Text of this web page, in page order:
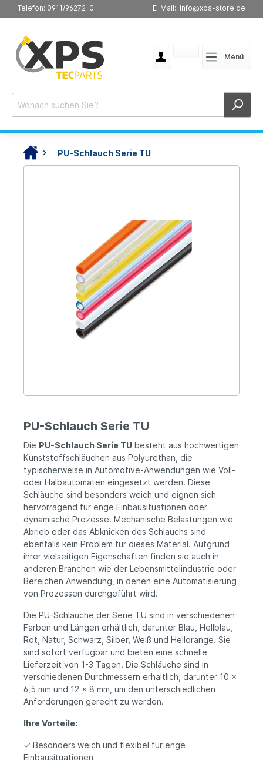
Telefon: 0911/96272-0 E-Mail: info@xps-store.de
Menü
PU-Schlauch Serie TU
PU-Schlauch Serie TU
Die PU-Schlauch Serie TU besteht aus hochwertigen
Kunststoffschläuchen aus Polyurethan, die
typischerweise in Automotive-Anwendungen wie Voll-
oder Halbautomaten eingesetzt werden. Diese
Schläuche sind besonders weich und eignen sich
hervorragend für enge Einbausituationen oder
dynamische Prozesse. Mechanische Belastungen wie
Abrieb oder das Abknicken des Schlauchs sind
ebenfalls kein Problem für dieses Material. Aufgrund
ihrer vielseitigen Eigenschaften finden sie auch in
anderen Branchen wie der Lebensmittelindustrie oder
Bereichen Anwendung, in denen eine Automatisierung
von Prozessen durchgeführt wird.
Die PU-Schläuche der Serie TU sind in verschiedenen
Farben und Längen erhältlich, darunter Blau, Hellblau,
Rot, Natur, Schwarz, Silber, Weiß und Hellorange. Sie
sind sofort verfügbar und bieten eine schnelle
Lieferzeit von 1-3 Tagen. Die Schläuche sind in
verschiedenen Durchmessern erhältlich, darunter 10 x
6,5 mm und 12 x 8 mm, um den unterschiedlichen
Anforderungen gerecht zu werden.
Ihre Vorteile:
✓ Besonders weich und flexibel für enge
Einbausituationen